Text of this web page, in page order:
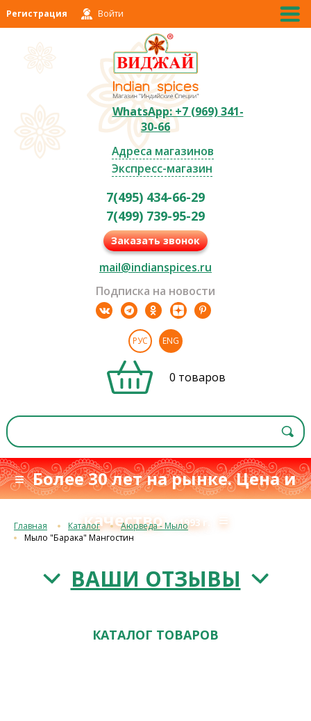
Регистрация Войти
WhatsApp: +7 (969) 341-
30-66
Адреса магазинов
Экспресс-магазин
7(495) 434-66-29
7(499) 739-95-29
Заказать звонок
mail@indianspices.ru
Подписка на новости
РУС ENG
0 товаров
≡ Более 30 лет на рынке. Цена и
качествос 1993 г. ≡
Главная Каталог
Аюрведа - Мыло
Мыло "Барака" Мангостин
ВАШИ ОТЗЫВЫ
КАТАЛОГ ТОВАРОВ